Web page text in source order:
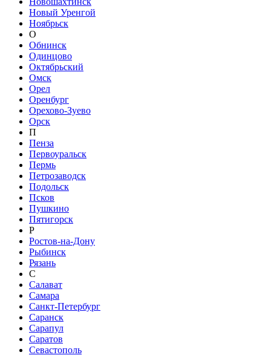
Новый Уренгой
Ноябрьск
О
Обнинск
Одинцово
Октябрьский
Омск
Орел
Оренбург
Орехово-Зуево
Орск
П
Пенза
Первоуральск
Пермь
Петрозаводск
Подольск
Псков
Пушкино
Пятигорск
Р
Ростов-на-Дону
Рыбинск
Рязань
С
Салават
Самара
Санкт-Петербург
Саранск
Сарапул
Саратов
Севастополь